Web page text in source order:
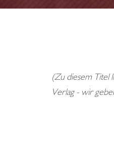
(Zu diesem Titel
Verlag - wir